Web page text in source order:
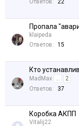
Ответов:
22
Пропала
klaipeda
Ответов:
15
Кто
MadMax ...
2
Ответов:
37
Коробка АКПП
Vitalij22